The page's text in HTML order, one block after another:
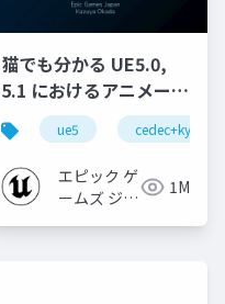
quest pro
猫でも分かる UE5.0,
5.1 におけるアニメーシ
ョンの新機能について
【CEDEC+KYUSHU
2022】
ue5 cedec+kyushu
エピック ゲ
ームズ ジャ
1M